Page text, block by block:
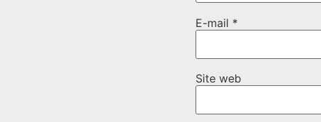
E-mail *
Site web